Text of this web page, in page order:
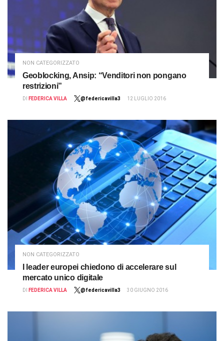
NON CATEGORIZZATO
Geoblocking, Ansip: “Venditori non pongano
restrizioni”
DI FEDERICA VILLA @federicavilla3 12 LUGLIO 2016
NON CATEGORIZZATO
I leader europei chiedono di accelerare sul
mercato unico digitale
DI FEDERICA VILLA @federicavilla3 30 GIUGNO 2016